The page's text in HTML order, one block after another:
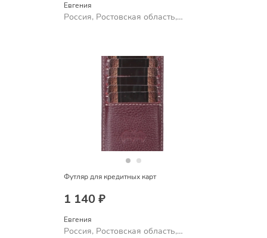
Евгения
Россия, Ростовская область,
Футляр для кредитных карт
1 140 ₽
Евгения
Россия, Ростовская область,